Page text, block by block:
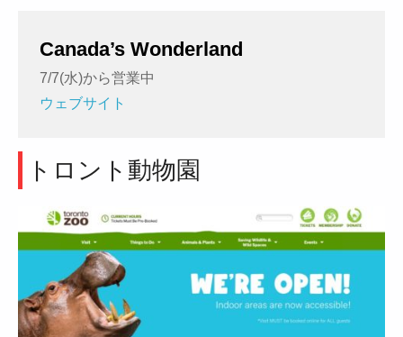
Canada’s Wonderland
7/7(水)から営業中
ウェブサイト
トロント動物園